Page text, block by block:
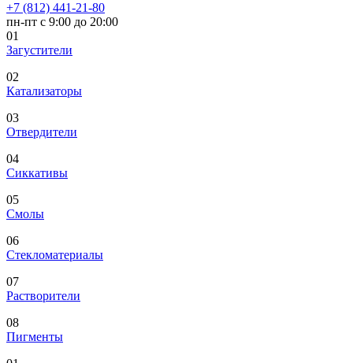
+7 (812) 441-21-80
пн-пт с 9:00 до 20:00
01
Загустители
02
Катализаторы
03
Отвердители
04
Сиккативы
05
Смолы
06
Стекломатериалы
07
Растворители
08
Пигменты